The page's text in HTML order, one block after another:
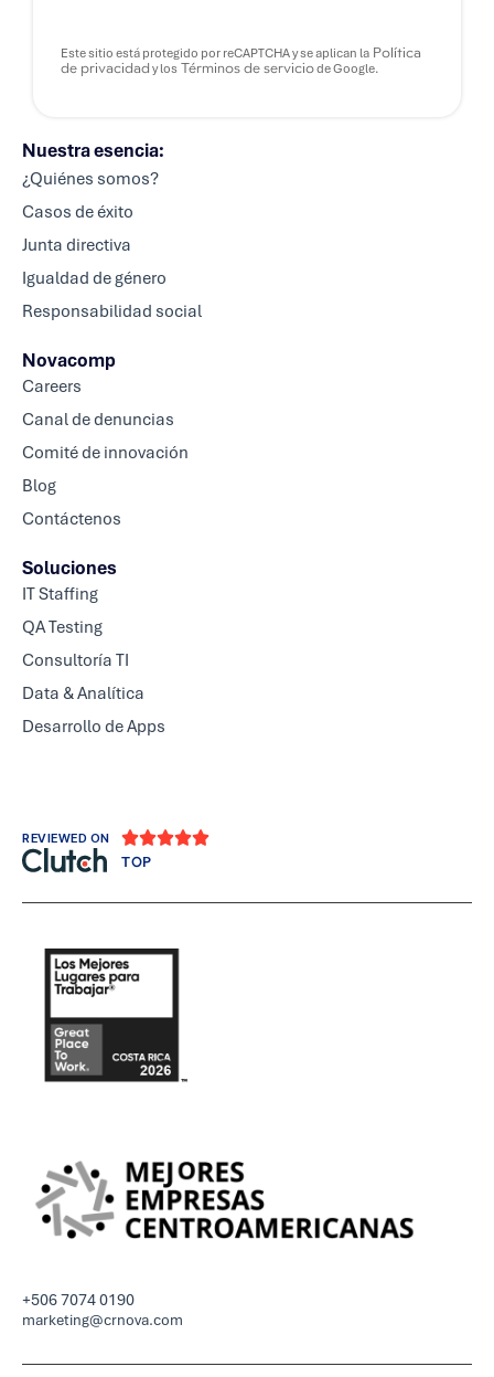
Este sitio está protegido por reCAPTCHA y se aplican la Política
de privacidad y los Términos de serviciode Google.
Nuestra esencia:
¿Quiénes somos?
Casos de éxito
Junta directiva
Igualdad de género
Responsabilidad social
Novacomp
Careers
Canal de denuncias
Comité de innovación
Blog
Contáctenos
Soluciones
IT Staffing
QA Testing
Consultoría TI
Data & Analítica
Desarrollo de Apps
REVIEWED ON 
TOP
+506 7074 0190
marketing@crnova.com